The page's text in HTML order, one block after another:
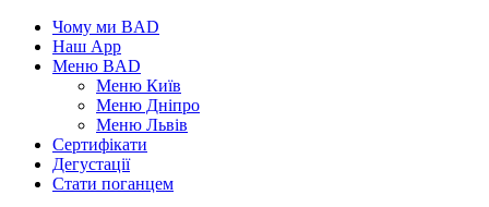
Skip
content
Чому ми BAD
Наш App
Меню BAD
Меню Київ
Меню Дніпро
Меню Львів
Сертифікати
Дегустації
Стати поганцем